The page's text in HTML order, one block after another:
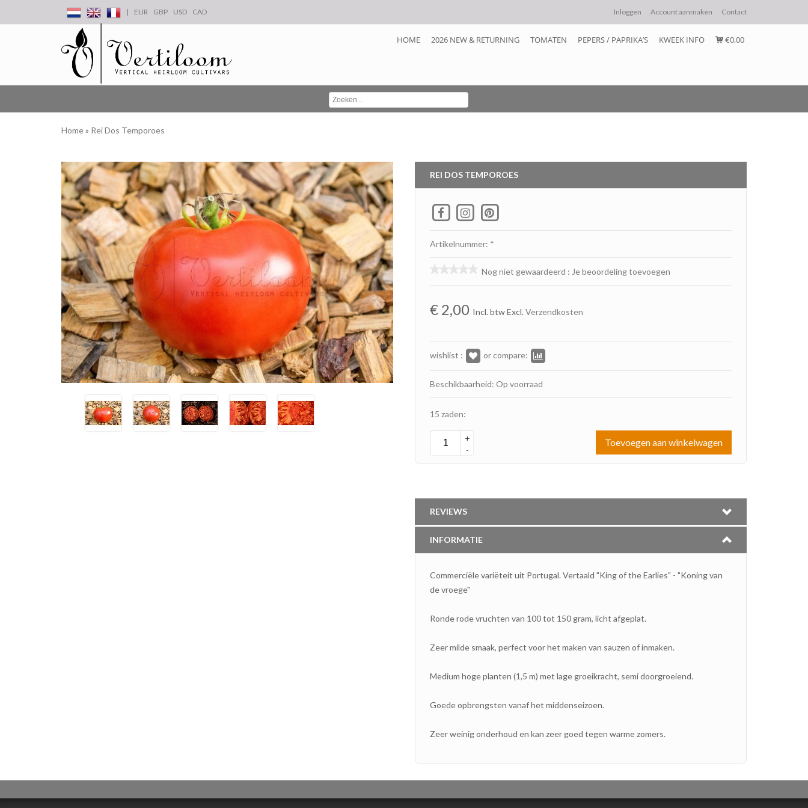
| EUR GBP USD CAD Inloggen Account aanmaken Contact
HOME 2026 NEW & RETURNING TOMATEN PEPERS / PAPRIKA’S KWEEK INFO €0,00
Home» Rei Dos Temporoes
REI DOS TEMPOROES
Artikelnummer: *
Nog niet gewaardeerd : Je beoordeling toevoegen
€ 2,00 Incl. btw Excl. Verzendkosten
wishlist : or compare:
Beschikbaarheid: Op voorraad
15 zaden:
+
-
Toevoegen aan winkelwagen
REVIEWS
INFORMATIE
Commerciële variëteit uit Portugal. Vertaald "King of the Earlies" - "Koning van
de vroege"
Ronde rode vruchten van 100 tot 150 gram, licht afgeplat.
Zeer milde smaak, perfect voor het maken van sauzen of inmaken.
Medium hoge planten (1,5 m) met lage groeikracht, semi doorgroeiend.
Goede opbrengsten vanaf het middenseizoen.
Zeer weinig onderhoud en kan zeer goed tegen warme zomers.